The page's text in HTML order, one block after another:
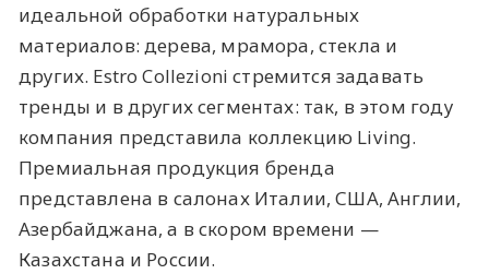
идеальной обработки натуральных
материалов: дерева, мрамора, стекла и
других. Estro Collezioni стремится задавать
тренды и в других сегментах: так, в этом году
компания представила коллекцию Living.
Премиальная продукция бренда
представлена в салонах Италии, США, Англии,
Азербайджана, а в скором времени —
Казахстана и России.